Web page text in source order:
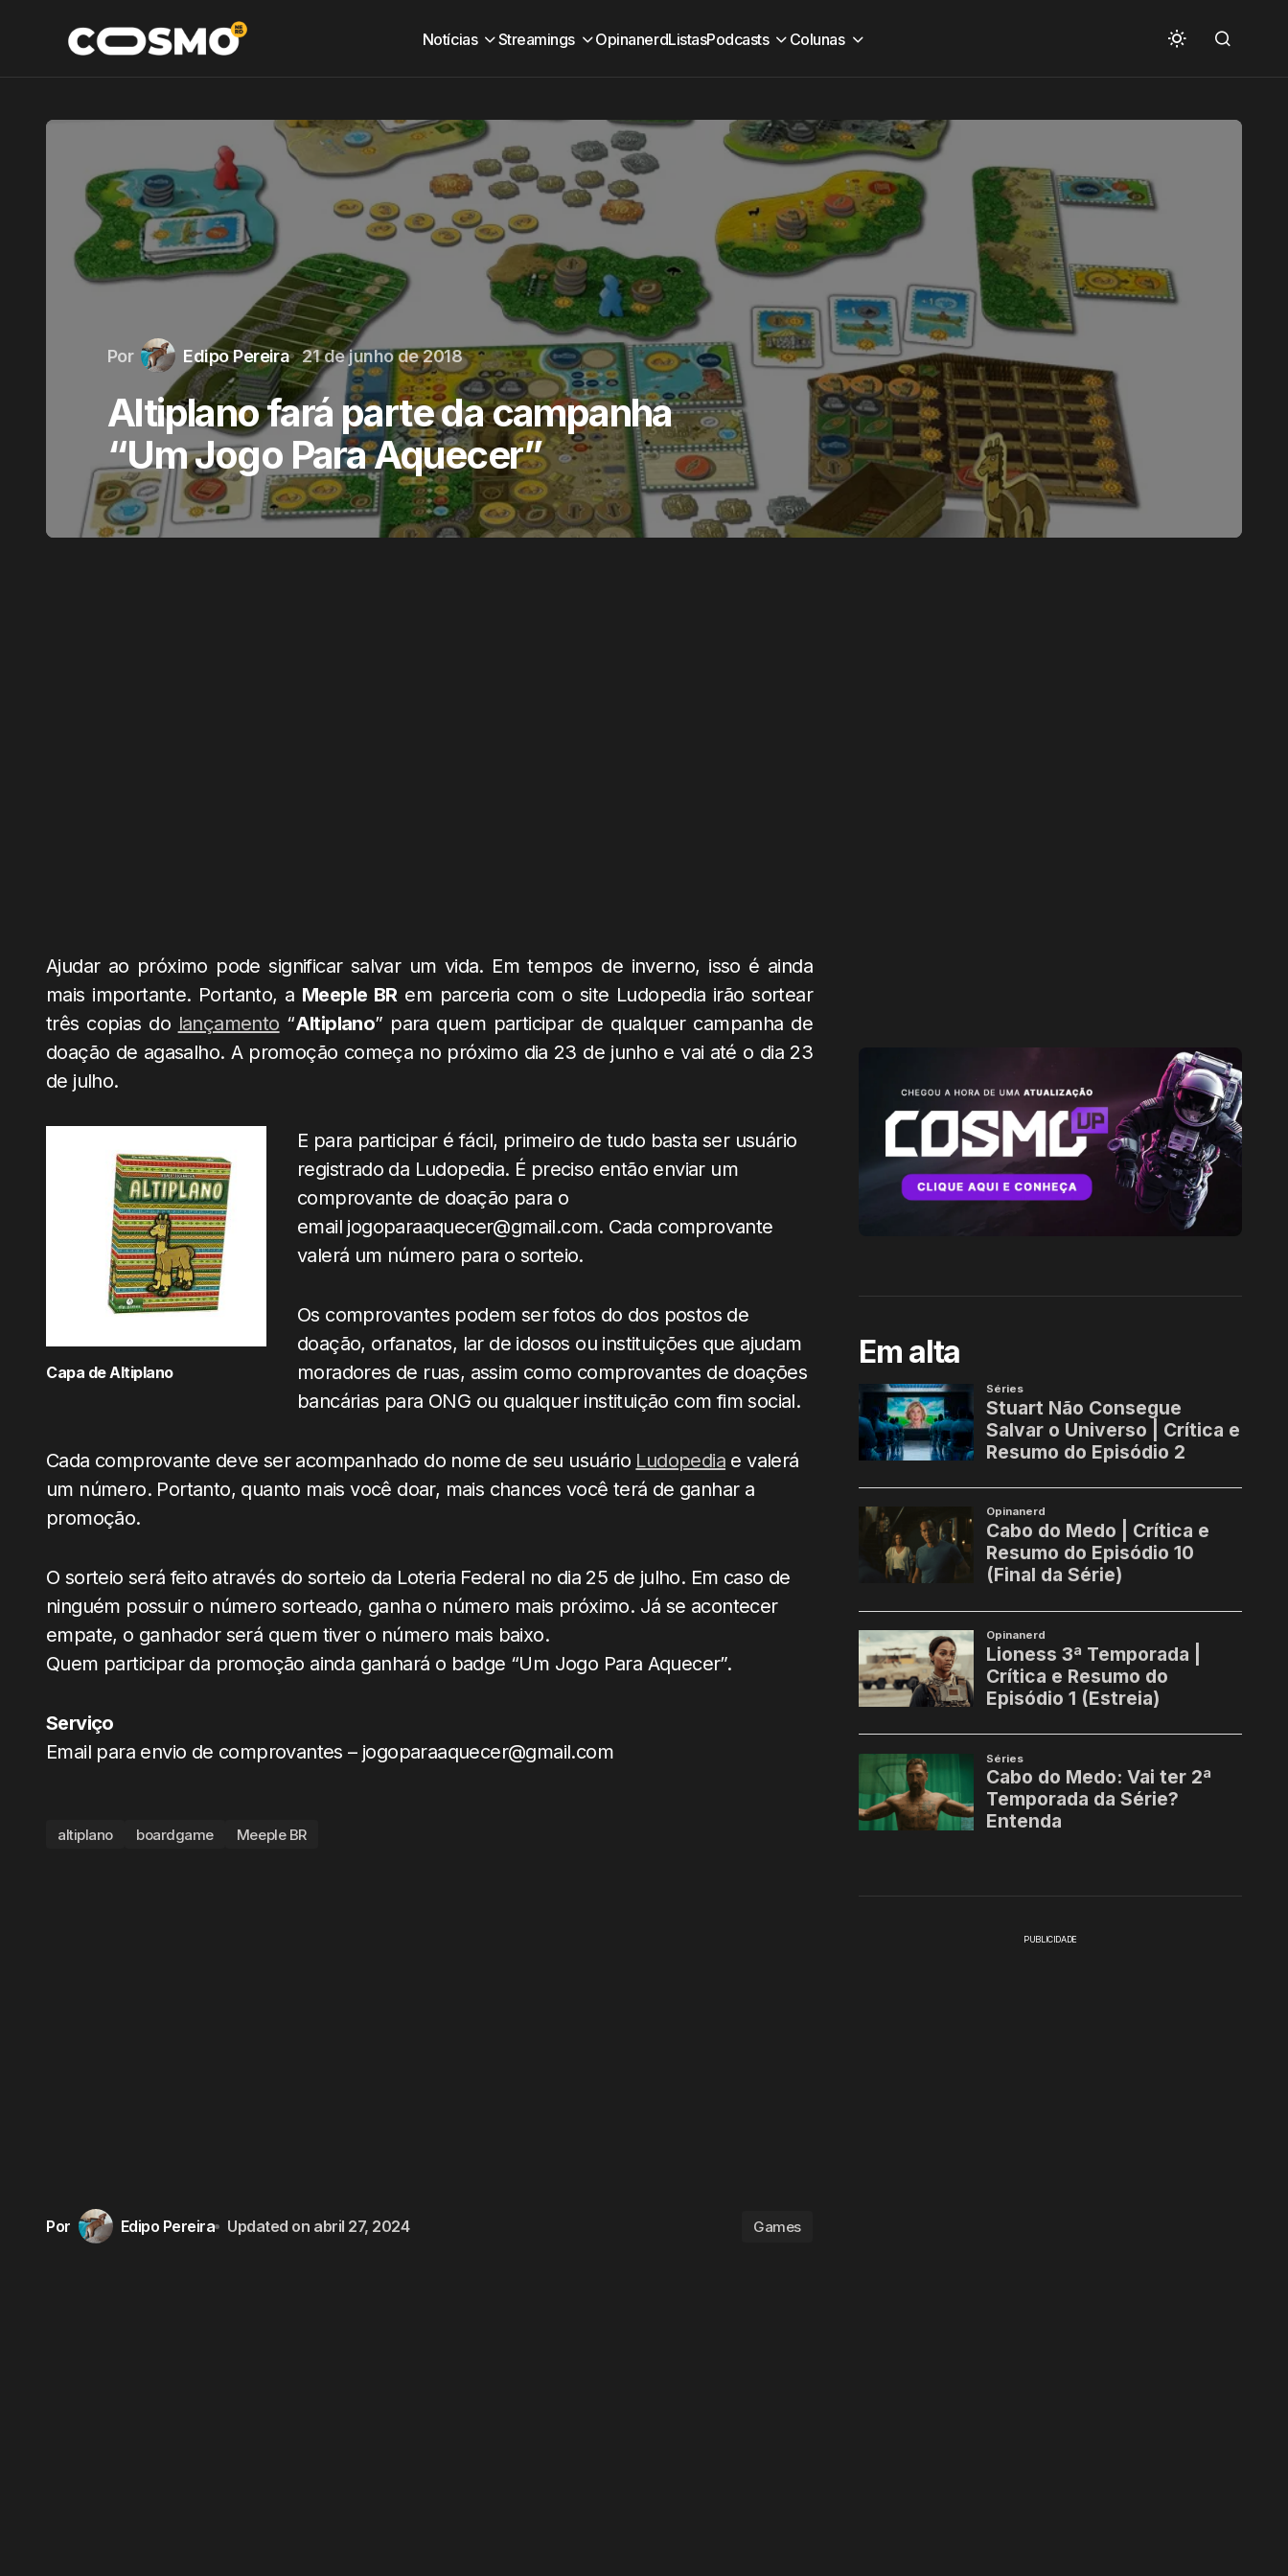
Notícias Streamings OpinanerdListasPodcasts Colunas
Por Edipo Pereira 21 de junho de 2018
Altiplano fará parte da campanha
“Um Jogo Para Aquecer”
Ajudar ao próximo pode significar salvar um vida. Em tempos de inverno, isso é ainda
mais importante. Portanto, a Meeple BRem parceria com o site Ludopedia irão sortear
três copias do lançamento “Altiplano” para quem participar de qualquer campanha de
doação de agasalho. A promoção começa no próximo dia 23 de junho e vai até o dia 23
de julho.
Capa de Altiplano
E para participar é fácil, primeiro de tudo basta ser usuário
registrado da Ludopedia. É preciso então enviar um
comprovante de doação para o
email jogoparaaquecer@gmail.com. Cada comprovante
valerá um número para o sorteio.
Os comprovantes podem ser fotos do dos postos de
doação, orfanatos, lar de idosos ou instituições que ajudam
moradores de ruas, assim como comprovantes de doações
bancárias para ONG ou qualquer instituição com fim social.
Cada comprovante deve ser acompanhado do nome de seu usuário Ludopedia e valerá
um número. Portanto, quanto mais você doar, mais chances você terá de ganhar a
promoção.
O sorteio será feito através do sorteio da Loteria Federal no dia 25 de julho. Em caso de
ninguém possuir o número sorteado, ganha o número mais próximo. Já se acontecer
empate, o ganhador será quem tiver o número mais baixo.
Quem participar da promoção ainda ganhará o badge “Um Jogo Para Aquecer”.
Serviço
Email para envio de comprovantes – jogoparaaquecer@gmail.com
altiplano boardgame Meeple BR
Por Edipo Pereira Updated on abril 27, 2024 Games
Em alta
PUBLICIDADE